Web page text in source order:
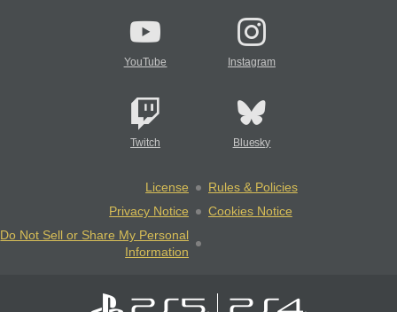
YouTube Instagram
Twitch Bluesky
License
Rules & Policies
Privacy Notice
Cookies Notice
Do Not Sell or Share My Personal
Information